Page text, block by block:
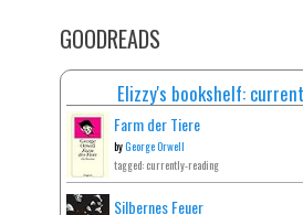
GOODREADS
Elizzy's bookshelf:
Farm der Tiere
byGeorge Orwell
tagged: currently-reading
Silbernes Feuer